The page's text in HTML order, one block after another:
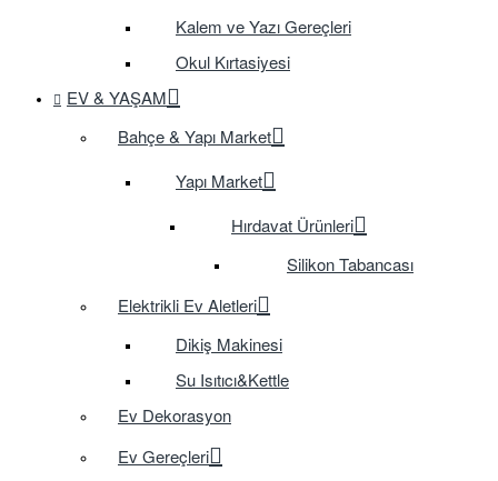
Kalem ve Yazı Gereçleri
Okul Kırtasiyesi
EV & YAŞAM
Bahçe & Yapı Market
Yapı Market
Hırdavat Ürünleri
Silikon Tabancası
Elektrikli Ev Aletleri
Dikiş Makinesi
Su Isıtıcı&Kettle
Ev Dekorasyon
Ev Gereçleri